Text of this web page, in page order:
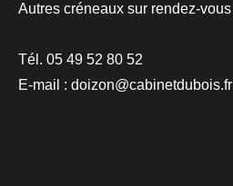
Autres créneaux sur rendez-vous
Tél. 05 49 52 80 52
E-mail : doizon@cabinetdubois.fr